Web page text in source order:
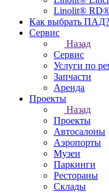
Linolit®
Как выбрать ПАД?
Сервис
Назад
Сервис
Услуги по
Запчасти
Аренда
Проекты
Назад
Проекты
Автосалоны
Аэропорты
Музеи
Паркинги
Рестораны
Склады